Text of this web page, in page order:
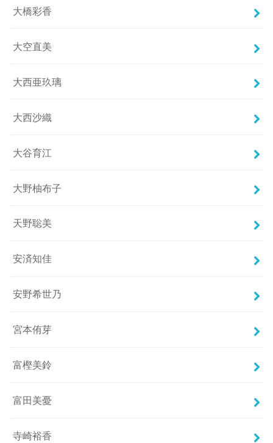
大橋彩香
大空直美
大西亜玖璃
大西沙織
大谷育江
大野柚布子
天野聡美
安済知佳
安野希世乃
宮本侑芽
富樫美鈴
富田美憂
寺崎裕香